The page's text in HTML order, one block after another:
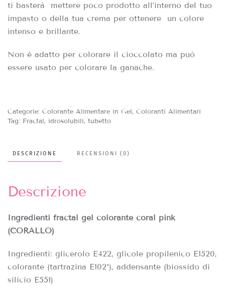
ti basterà mettere poco prodotto all’interno del tuo
impasto o della tua crema per ottenere un colore
intenso e brillante.
Non è adatto per colorare il cioccolato ma può
essere usato per colorare la ganache.
Categorie: Colorante Alimentare in Gel, Coloranti Alimentari
Tag: Fractal, idrosolubili, tubetto
DESCRIZIONE RECENSIONI (0)
Descrizione
Ingredienti fractal gel colorante coral pink
(CORALLO)
Ingredienti: glicerolo E422, glicole propilenico E1520,
colorante (tartrazina E102*), addensante (biossido di
silicio E551)